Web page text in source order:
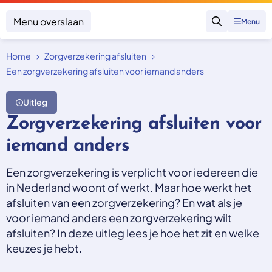
Menu overslaan
Zoeken
Menu
Klacht indienen
Onderwerpen
Zorgverzekering afsluiten
Zorgverzekering betalen
Vergoeding van zorg
Zorg in het buitenland
Nieuw in Nederland
Geen zorgverzekering
Focus en impact
Uitspraken
Over SKGZ
Nieuws
Casussen
Vacatures
Home
Zorgverzekering afsluiten
Een zorgverzekering afsluiten voor iemand anders
Zorgverzekering afsluiten voor
iemand anders
Uitleg
Een zorgverzekering is verplicht voor iedereen die
in Nederland woont of werkt. Maar hoe werkt het
afsluiten van een zorgverzekering? En wat als je
voor iemand anders een zorgverzekering wilt
afsluiten? In deze uitleg lees je hoe het zit en welke
keuzes je hebt.